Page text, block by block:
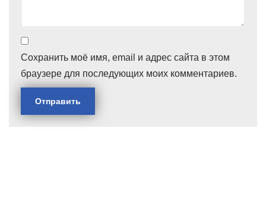
Сохранить моё имя, email и адрес сайта в этом
браузере для последующих моих комментариев.